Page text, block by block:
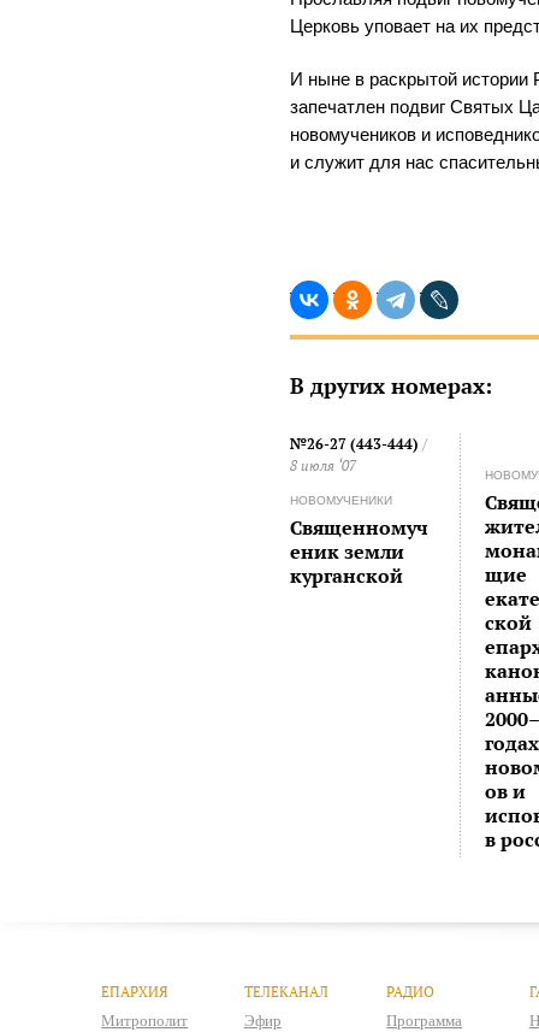
Церковь уповает на их
И ныне в раскрытой истории
запечатлен подвиг Святых
новомучеников и
и служит для нас
В других номерах:
№26-27 (443-444) /
8 июля ‘07
НОВОМУЧЕНИКИ
Священномуч
еник земли
курганской
щие
ской
ов и
в
ЕПАРХИЯ
Митрополит
ТЕЛЕКАНАЛ
Эфир
РАДИО
Программа